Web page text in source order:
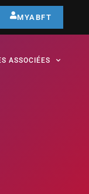
MYABFT
ASSOCIÉES